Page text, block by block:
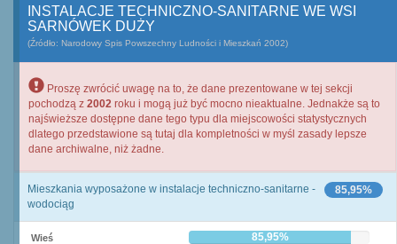
INSTALACJE TECHNICZNO-SANITARNE WE WSI
SARNÓWEK DUŻY
(Źródło: Narodowy Spis Powszechny Ludności i Mieszkań 2002)
Proszę zwrócić uwagę na to, że dane prezentowane w tej sekcji
pochodzą z 2002 roku i mogą już być mocno nieaktualne. Jednakże są to
najświeższe dostępne dane tego typu dla miejscowości statystycznych
dlatego przedstawione są tutaj dla kompletności w myśl zasady lepsze
dane archiwalne, niż żadne.
85,95%
Mieszkania wyposażone w instalacje techniczno-sanitarne -
wodociąg
Wieś 85,95%